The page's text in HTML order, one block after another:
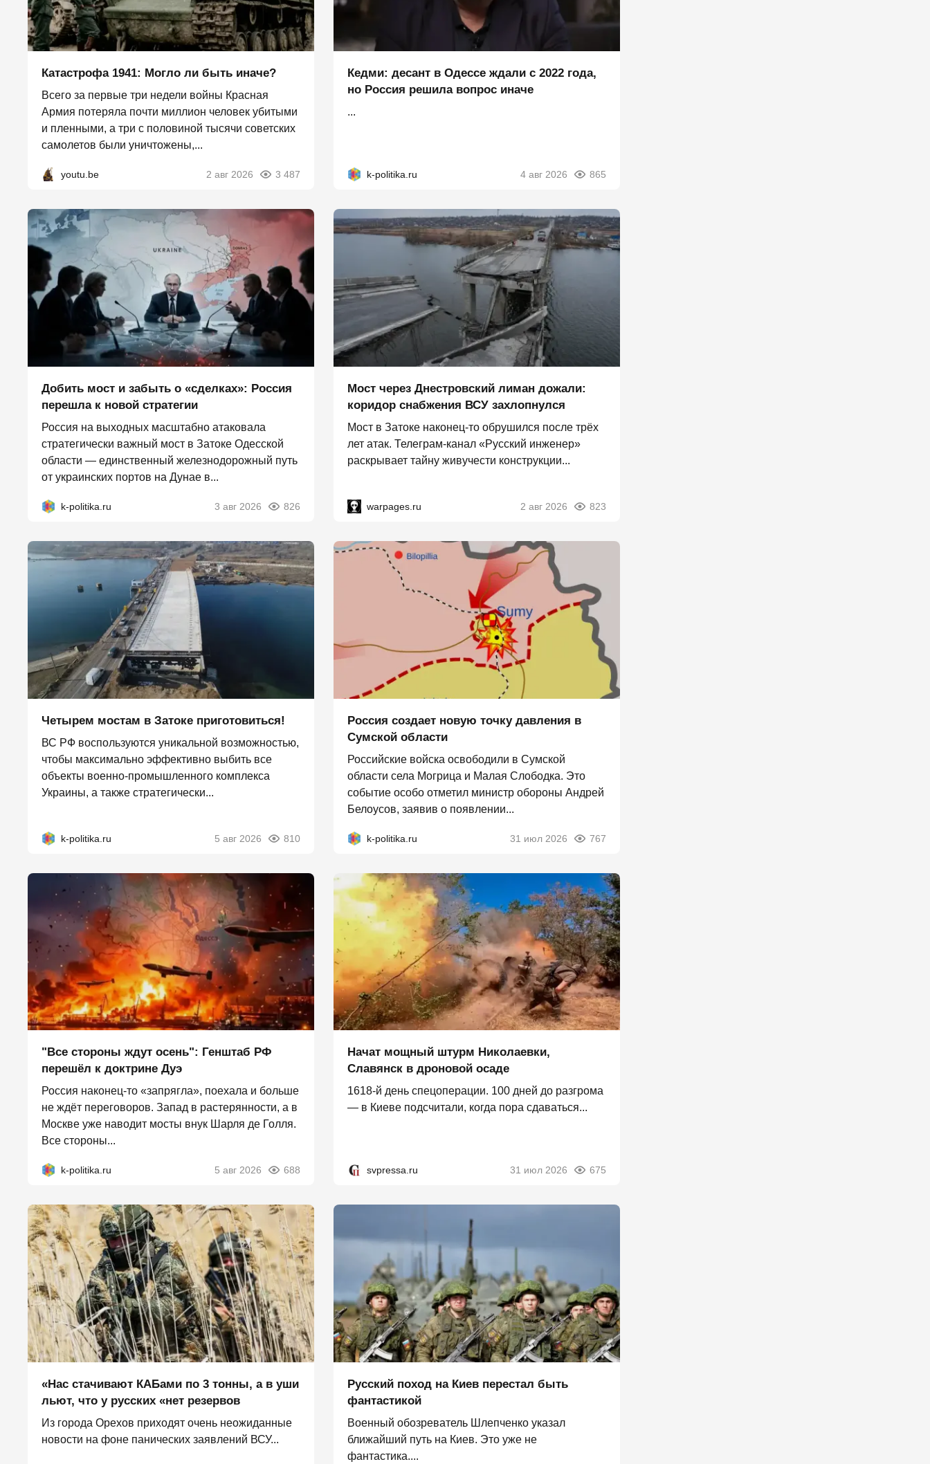
Катастрофа 1941: Могло ли быть иначе?
Всего за первые три недели войны Красная
Армия потеряла почти миллион человек убитыми
и пленными, а три с половиной тысячи советских
самолетов были уничтожены,...
youtu.be 2 авг 2026 3 487
Кедми: десант в Одессе ждали с 2022 года,
но Россия решила вопрос иначе
...
k-politika.ru 4 авг 2026 865
Добить мост и забыть о «сделках»: Россия
перешла к новой стратегии
Россия на выходных масштабно атаковала
стратегически важный мост в Затоке Одесской
области — единственный железнодорожный путь
от украинских портов на Дунае в...
k-politika.ru 3 авг 2026 826
Мост через Днестровский лиман дожали:
коридор снабжения ВСУ захлопнулся
Мост в Затоке наконец-то обрушился после трёх
лет атак. Телеграм-канал «Русский инженер»
раскрывает тайну живучести конструкции...
warpages.ru 2 авг 2026 823
Четырем мостам в Затоке приготовиться!
ВС РФ воспользуются уникальной возможностью,
чтобы максимально эффективно выбить все
объекты военно-промышленного комплекса
Украины, а также стратегически...
k-politika.ru 5 авг 2026 810
Россия создает новую точку давления в
Сумской области
Российские войска освободили в Сумской
области села Могрица и Малая Слободка. Это
событие особо отметил министр обороны Андрей
Белоусов, заявив о появлении...
k-politika.ru 31 июл 2026 767
"Все стороны ждут осень": Генштаб РФ
перешёл к доктрине Дуэ
Россия наконец-то «запрягла», поехала и больше
не ждёт переговоров. Запад в растерянности, а в
Москве уже наводит мосты внук Шарля де Голля.
Все стороны...
k-politika.ru 5 авг 2026 688
Начат мощный штурм Николаевки,
Славянск в дроновой осаде
1618-й день спецоперации. 100 дней до разгрома
— в Киеве подсчитали, когда пора сдаваться...
svpressa.ru 31 июл 2026 675
«Нас стачивают КАБами по 3 тонны, а в уши
льют, что у русских «нет резервов
Из города Орехов приходят очень неожиданные
новости на фоне панических заявлений ВСУ...
Русский поход на Киев перестал быть
фантастикой
Военный обозреватель Шлепченко указал
ближайший путь на Киев. Это уже не
фантастика....